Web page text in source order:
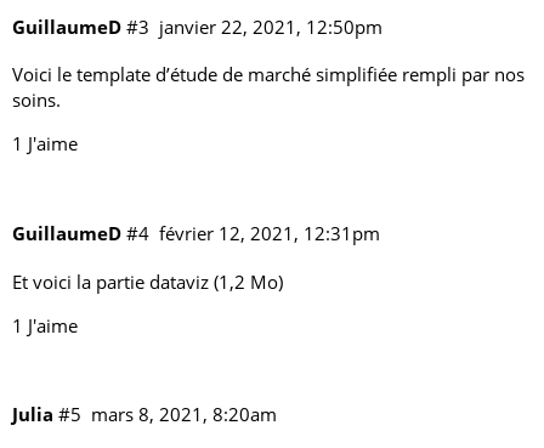
GuillaumeD janvier 22, 2021, 12:50pm
#3
Voici le template d’étude de marché simplifiée rempli par nos
soins.
1 J'aime
GuillaumeD février 12, 2021, 12:31pm
#4
Et voici la partie dataviz (1,2 Mo)
1 J'aime
Julia mars 8, 2021, 8:20am
#5